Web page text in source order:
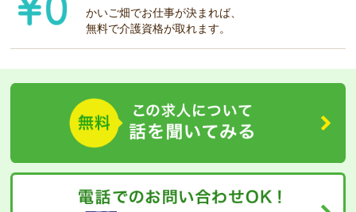
かいご畑でお仕事が決まれば、
無料で介護資格が取れます。